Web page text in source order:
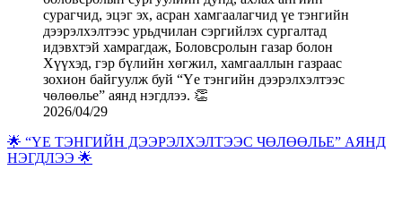
2026/04/29
🌟 “ҮЕ ТЭНГИЙН ДЭЭРЭЛХЭЛТЭЭС ЧӨЛӨӨЛЬЕ” АЯНД
НЭГДЛЭЭ 🌟